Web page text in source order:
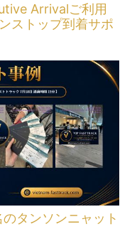
Arrivalご利用
ストップ到着サポ
タンソンニャット